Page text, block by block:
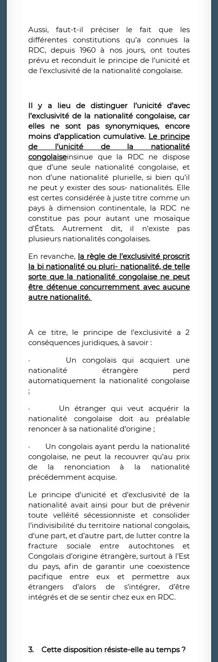
Aussi, faut-t-il préciser le fait que les
différentes constitutions qu’a connues la
RDC, depuis 1960 à nos jours, ont toutes
prévu et reconduit le principe de l’unicité et
de l'exclusivité de la nationalité congolaise.
Il y a lieu de distinguer l’unicité d’avec
l’exclusivité de la nationalité congolaise, car
elles ne sont pas synonymiques, encore
moins d’application cumulative. Le principe
de l’unicité de la nationalité
congolaiseinsinue que la RDC ne dispose
que d’une seule nationalité congolaise, et
non d’une nationalité plurielle, si bien qu’il
ne peut y exister des sous- nationalités. Elle
est certes considérée à juste titre comme un
pays à dimension continentale, la RDC ne
constitue pas pour autant une mosaïque
d’États. Autrement dit, il n’existe pas
plusieurs nationalités congolaises.
En revanche, la règle de l’exclusivité proscrit
la bi nationalité ou pluri- nationalité, de telle
sorte que la nationalité congolaise ne peut
être détenue concurremment avec aucune
autre nationalité.
A ce titre, le principe de l’exclusivité a 2
conséquences juridiques, à savoir :
·
Un congolais qui acquiert une
nationalité étrangère perd
automatiquement la nationalité congolaise
;
·
Un étranger qui veut acquérir la
nationalité congolaise doit au préalable
renoncer à sa nationalité d’origine ;
·
Un congolais ayant perdu la nationalité
congolaise, ne peut la recouvrer qu’au prix
de la renonciation à la nationalité
précédemment acquise.
Le principe d’unicité et d’exclusivité de la
nationalité avait ainsi pour but de prévenir
toute velléité sécessionniste et consolider
l’indivisibilité du territoire national congolais,
d‘une part, et d’autre part, de lutter contre la
fracture sociale entre autochtones et
Congolais d’origine étrangère, surtout à l’Est
du pays, afin de garantir une coexistence
pacifique entre eux et permettre aux
étrangers d’alors de s’intégrer, d’être
intégrés et de se sentir chez eux en RDC.
3.
Cette disposition résiste-elle au temps ?